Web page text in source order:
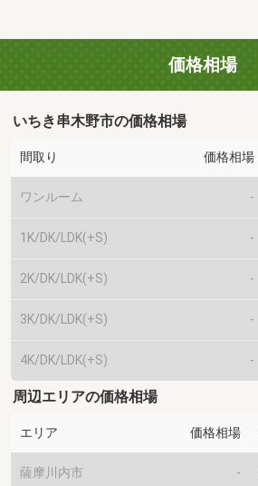
価格相場
いちき串木野市の価格相場
間取り 価格相場
ワンルーム -
1K/DK/LDK(+S) -
2K/DK/LDK(+S) -
3K/DK/LDK(+S) -
4K/DK/LDK(+S) -
周辺エリアの価格相場
エリア 価格相場
薩摩川内市 -